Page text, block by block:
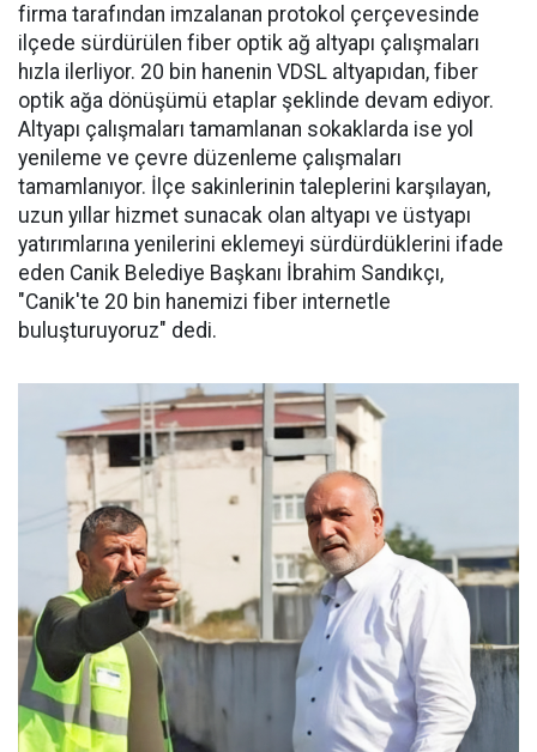
firma tarafından imzalanan protokol çerçevesinde
ilçede sürdürülen fiber optik ağ altyapı çalışmaları
hızla ilerliyor. 20 bin hanenin VDSL altyapıdan, fiber
optik ağa dönüşümü etaplar şeklinde devam ediyor.
Altyapı çalışmaları tamamlanan sokaklarda ise yol
yenileme ve çevre düzenleme çalışmaları
tamamlanıyor. İlçe sakinlerinin taleplerini karşılayan,
uzun yıllar hizmet sunacak olan altyapı ve üstyapı
yatırımlarına yenilerini eklemeyi sürdürdüklerini ifade
eden Canik Belediye Başkanı İbrahim Sandıkçı,
"Canik'te 20 bin hanemizi fiber internetle
buluşturuyoruz" dedi.